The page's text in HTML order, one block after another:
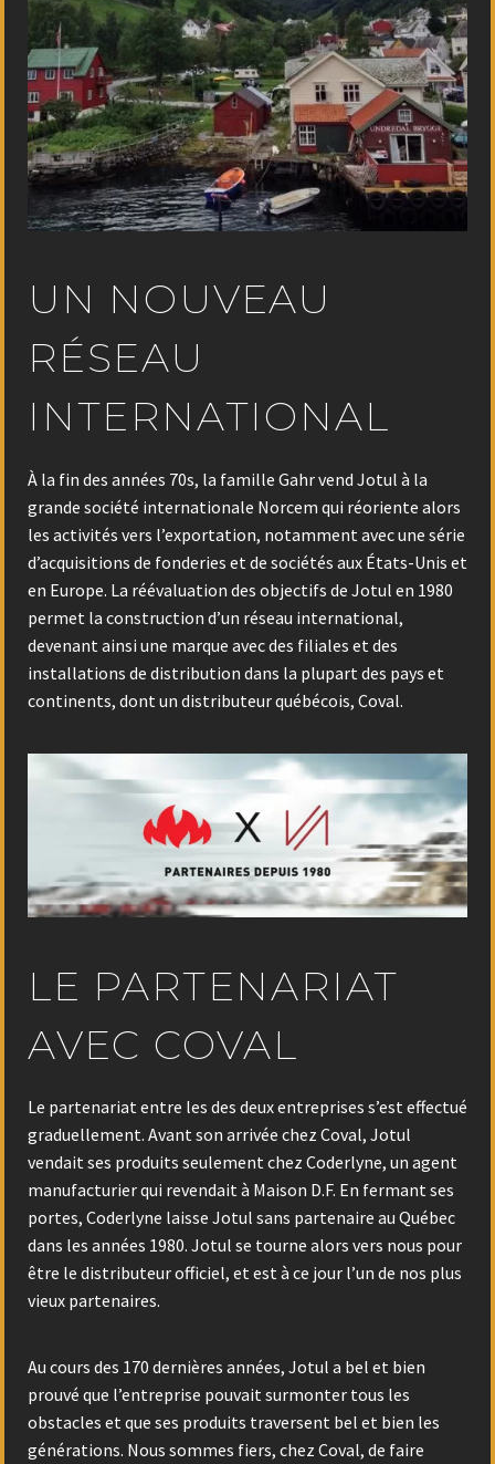
UN NOUVEAU
RÉSEAU
INTERNATIONAL
À la fin des années 70s, la famille Gahr vend Jotul à la
grande société internationale Norcem qui réoriente alors
les activités vers l’exportation, notamment avec une série
d’acquisitions de fonderies et de sociétés aux États-Unis et
en Europe. La réévaluation des objectifs de Jotul en 1980
permet la construction d’un réseau international,
devenant ainsi une marque avec des filiales et des
installations de distribution dans la plupart des pays et
continents, dont un distributeur québécois, Coval.
LE PARTENARIAT
AVEC COVAL
Le partenariat entre les des deux entreprises s’est effectué
graduellement. Avant son arrivée chez Coval, Jotul
vendait ses produits seulement chez Coderlyne, un agent
manufacturier qui revendait à Maison D.F. En fermant ses
portes, Coderlyne laisse Jotul sans partenaire au Québec
dans les années 1980. Jotul se tourne alors vers nous pour
être le distributeur officiel, et est à ce jour l’un de nos plus
vieux partenaires.
Au cours des 170 dernières années, Jotul a bel et bien
prouvé que l’entreprise pouvait surmonter tous les
obstacles et que ses produits traversent bel et bien les
générations. Nous sommes fiers, chez Coval, de faire